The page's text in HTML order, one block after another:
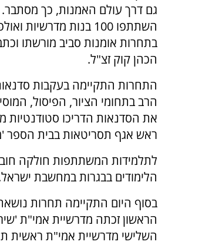
גם דרך עולם האמנות, כך מסתבר.
השתתפו 100 בנות
בתחרות אומנות סביב מורשתו
הכהן קוק זצ"ל.
התחרות התקיימה בעקבות
הרב בתחומי הציור, הפיסול,
את הסדנאות הדריכו סטודנטיות
ראש אגף תסריטאות בבית הספר
לתלמידות המשתתפות חולקה
הלימודים בבגרות במחשבת
בסוף היום התקיימה תחרות
הראשון זכתה מדרשיית אמי"ת
השלישי מדרשיית אמי"ת ראשית